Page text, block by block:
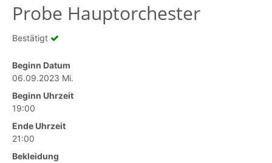
Probe Hauptorchester
Bestätigt
Beginn Datum
06.09.2023 Mi.
Beginn Uhrzeit
19:00
Ende Uhrzeit
21:00
Bekleidung